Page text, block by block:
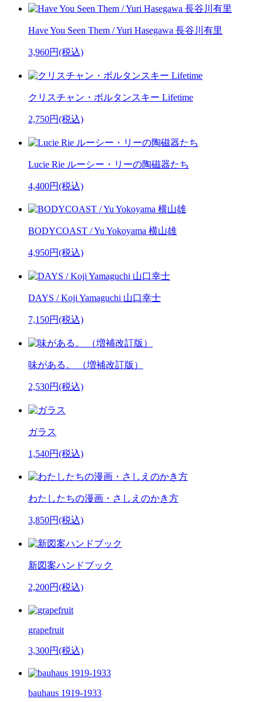
Have You Seen Them / Yuri Hasegawa 長谷川有里
3,960円(税込)
クリスチャン・ボルタンスキー Lifetime
2,750円(税込)
Lucie Rie ルーシー・リーの陶磁器たち
4,400円(税込)
BODYCOAST / Yu Yokoyama 横山雄
4,950円(税込)
DAYS / Koji Yamaguchi 山口幸士
7,150円(税込)
味がある。 （増補改訂版）
2,530円(税込)
ガラス
1,540円(税込)
わたしたちの漫画・さしえのかき方
3,850円(税込)
新図案ハンドブック
2,200円(税込)
grapefruit
3,300円(税込)
bauhaus 1919-1933